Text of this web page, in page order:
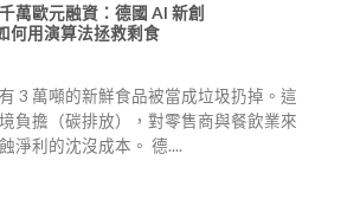
萬歐元融資：德國 AI 新創
何用演算法拯救剩食
3 萬噸的新鮮食品被當成垃圾扔掉。這
負擔（碳排放），對零售商與餐飲業來
淨利的沈沒成本。 德....